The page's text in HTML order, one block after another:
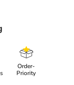
Order-
Priority